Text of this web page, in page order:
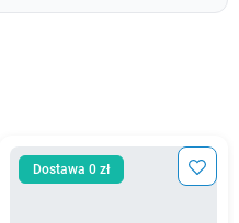
Dostawa 0 zł